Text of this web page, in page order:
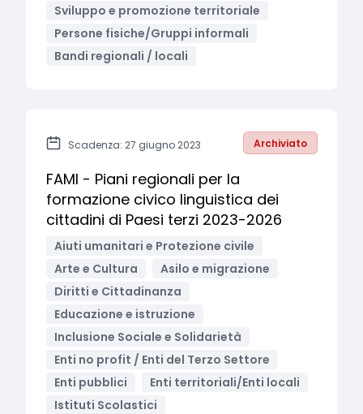
Sviluppo e promozione territoriale
Persone fisiche/Gruppi informali
Bandi regionali / locali
Scadenza: 27 giugno 2023 Archiviato
FAMI - Piani regionali per la
formazione civico linguistica dei
cittadini di Paesi terzi 2023-2026
Aiuti umanitari e Protezione civile
Arte e Cultura
Asilo e migrazione
Diritti e Cittadinanza
Educazione e istruzione
Inclusione Sociale e Solidarietà
Enti no profit / Enti del Terzo Settore
Enti pubblici
Enti territoriali/Enti locali
Istituti Scolastici